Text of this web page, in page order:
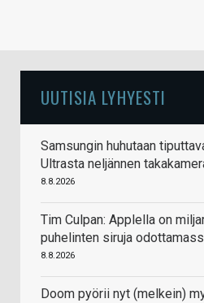
UUTISIA LYHYESTI
Samsungin huhutaan
Ultrasta neljännen
8.8.2026
Tim Culpan: Applella on
puhelinten siruja
8.8.2026
Doom pyörii nyt (melkein)